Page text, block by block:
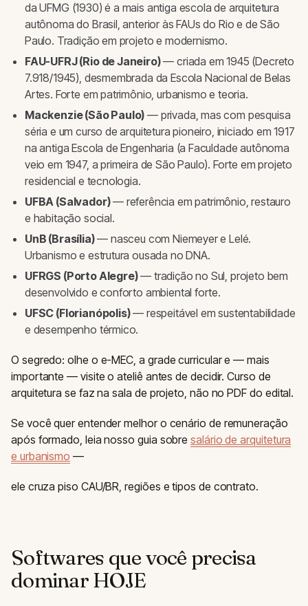
da UFMG (1930) é a mais antiga escola de arquitetura
autônoma do Brasil, anterior às FAUs do Rio e de São
Paulo. Tradição em projeto e modernismo.
FAU-UFRJ (Rio de Janeiro)— criada em 1945 (Decreto
7.918/1945), desmembrada da Escola Nacional de Belas
Artes. Forte em patrimônio, urbanismo e teoria.
Mackenzie (São Paulo) — privada, mas com pesquisa
séria e um curso de arquitetura pioneiro, iniciado em 1917
na antiga Escola de Engenharia (a Faculdade autônoma
veio em 1947, a primeira de São Paulo). Forte em projeto
residencial e tecnologia.
UFBA (Salvador)— referência em patrimônio, restauro
e habitação social.
UnB (Brasília)— nasceu com Niemeyer e Lelé.
Urbanismo e estrutura ousada no DNA.
UFRGS (Porto Alegre)— tradição no Sul, projeto bem
desenvolvido e conforto ambiental forte.
UFSC (Florianópolis)— respeitável em sustentabilidade
e desempenho térmico.
O segredo: olhe o e-MEC, a grade curricular e — mais
importante — visite o ateliê antes de decidir. Curso de
arquitetura se faz na sala de projeto, não no PDF do edital.
Se você quer entender melhor o cenário de remuneração
após formado, leia nosso guia sobresalário de arquitetura
e urbanismo —
ele cruza piso CAU/BR, regiões e tipos de contrato.
Softwares que você precisa
dominar HOJE